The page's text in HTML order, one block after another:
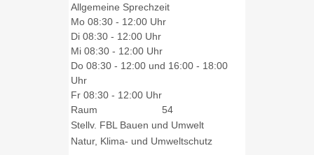
Allgemeine Sprechzeit
Mo 08:30 - 12:00 Uhr
Di 08:30 - 12:00 Uhr
Mi 08:30 - 12:00 Uhr
Do 08:30 - 12:00 und 16:00 - 18:00
Uhr
Fr 08:30 - 12:00 Uhr
Raum
54
Stellv. FBL Bauen und Umwelt
Natur, Klima- und Umweltschutz